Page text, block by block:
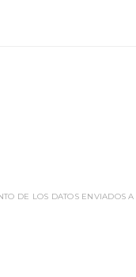
DE LOS DATOS ENVIADOS